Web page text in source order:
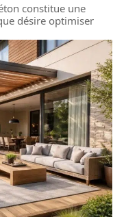
constitue une
désire optimiser